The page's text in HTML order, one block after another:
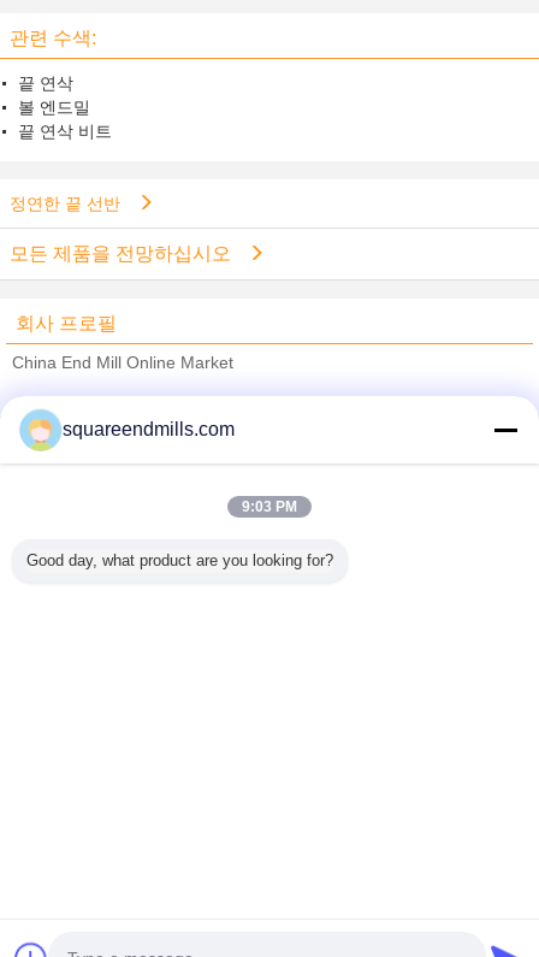
관련 수색:
끝 연삭
볼 엔드밀
끝 연삭 비트
정연한 끝 선반
모든 제품을 전망하십시오
회사 프로필
China End Mill Online Market
Trust Seal
Verified Suplier
모든 제품
squareendmills.com
9:03 PM
Good day, what product are you looking for?